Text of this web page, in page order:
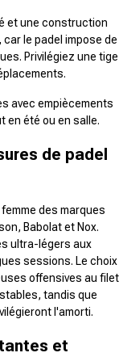
et une construction
le padel impose de
Privilégiez une tige
avec empiècements
en été ou en salle.
de padel
des marques
Babolat et Nox.
ultra-légers aux
sessions. Le choix
offensives au filet
tandis que
l'amorti.
et